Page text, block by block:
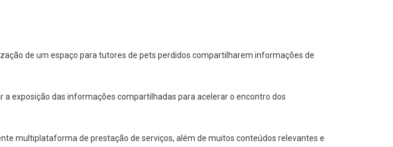
de um espaço para tutores de pets perdidos compartilharem informações de
exposição das informações compartilhadas para acelerar o encontro dos
multiplataforma de prestação de serviços, além de muitos conteúdos relevantes e